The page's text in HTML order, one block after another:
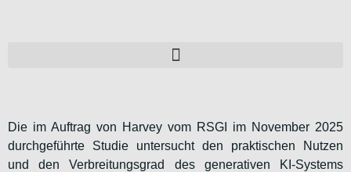
Die im Auftrag von Harvey vom RSGI im November 2025
durchgeführte Studie untersucht den praktischen Nutzen
und den Verbreitungsgrad des generativen KI-Systems